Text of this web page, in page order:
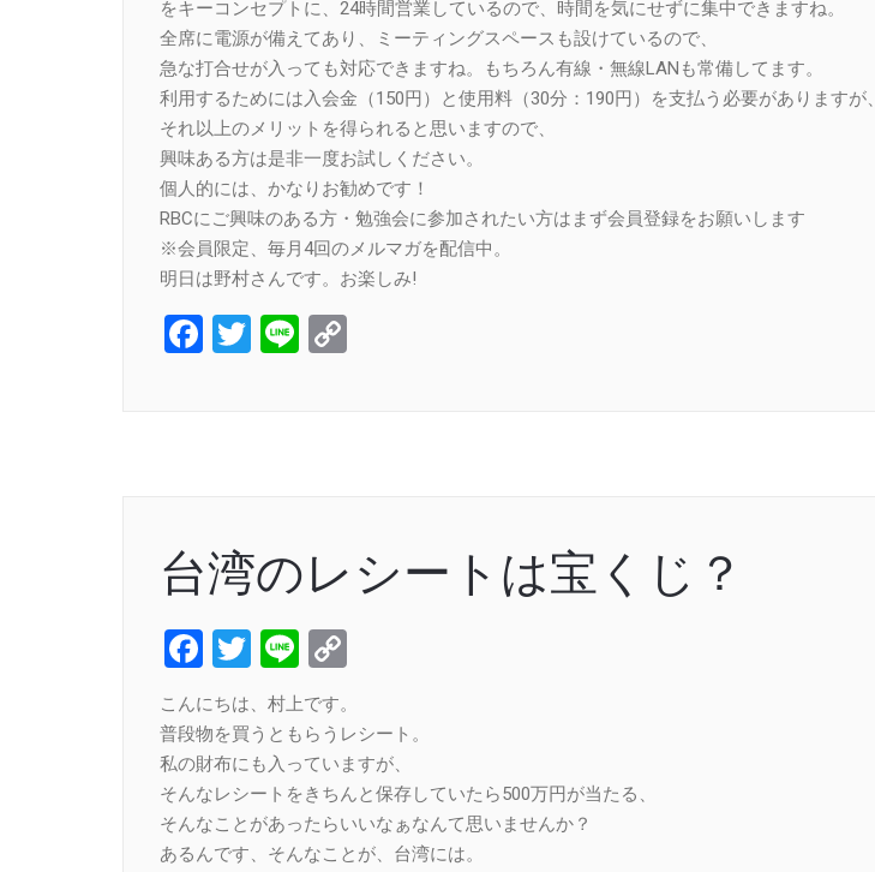
をキーコンセプトに、24時間営業しているので、時間を気にせずに集中できますね。
全席に電源が備えてあり、ミーティングスペースも設けているので、
急な打合せが入っても対応できますね。もちろん有線・無線LANも常備してます。
利用するためには入会金（150円）と使用料（30分：190円）を支払う必要がありますが、
それ以上のメリットを得られると思いますので、
興味ある方は是非一度お試しください。
個人的には、かなりお勧めです！
RBCにご興味のある方・勉強会に参加されたい方はまず会員登録をお願いします
※会員限定、毎月4回のメルマガを配信中。
明日は野村さんです。お楽しみ!
Facebook
Twitter
Line
台湾のレシートは宝くじ？
Facebook
Twitter
Line
こんにちは、村上です。
普段物を買うともらうレシート。
私の財布にも入っていますが、
そんなレシートをきちんと保存していたら500万円が当たる、
そんなことがあったらいいなぁなんて思いませんか？
あるんです、そんなことが、台湾には。